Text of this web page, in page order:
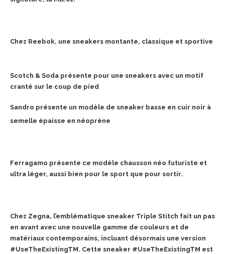
Chez Reebok, une sneakers montante, classique et sportive
Scotch & Soda présente pour une sneakers avec un motif
cranté sur le coup de pied
Sandro présente un modèle de sneaker basse en cuir noir à
semelle épaisse en néoprène
Ferragamo présente ce modèle chausson néo futuriste et
ultra léger, aussi bien pour le sport que pour sortir.
Chez Zegna, l’emblématique sneaker Triple Stitch fait un pas
en avant avec une nouvelle gamme de couleurs et de
matériaux contemporains, incluant désormais une version
#UseTheExistingTM. Cette sneaker #UseTheExistingTM est